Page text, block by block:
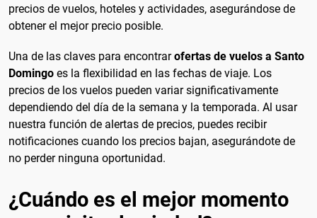
precios de vuelos, hoteles y actividades, asegurándose de
obtener el mejor precio posible.
Una de las claves para encontrarofertas de vuelos a Santo
Domingo es la flexibilidad en las fechas de viaje. Los
precios de los vuelos pueden variar significativamente
dependiendo del día de la semana y la temporada. Al usar
nuestra función de alertas de precios, puedes recibir
notificaciones cuando los precios bajan, asegurándote de
no perder ninguna oportunidad.
¿Cuándo es el mejor momento